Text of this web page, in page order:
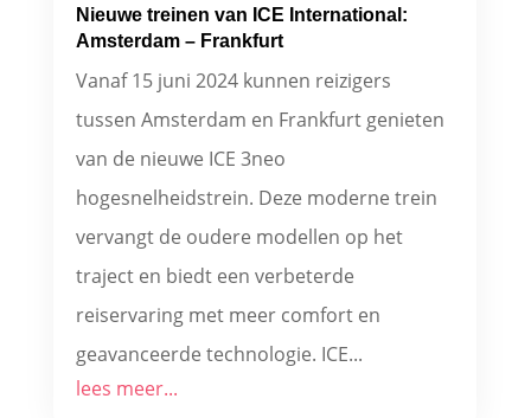
Nieuwe treinen van ICE International:
Amsterdam – Frankfurt
Vanaf 15 juni 2024 kunnen reizigers
tussen Amsterdam en Frankfurt genieten
van de nieuwe ICE 3neo
hogesnelheidstrein. Deze moderne trein
vervangt de oudere modellen op het
traject en biedt een verbeterde
reiservaring met meer comfort en
geavanceerde technologie. ICE...
lees meer...